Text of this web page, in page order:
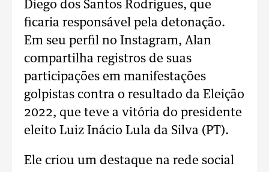
Diego dos Santos Rodrigues, que
ficaria responsável pela detonação.
Em seu perfil no Instagram, Alan
compartilha registros de suas
participações em manifestações
golpistas contra o resultado da Eleição
2022, que teve a vitória do presidente
eleito Luiz Inácio Lula da Silva (PT).
Ele criou um destaque na rede social